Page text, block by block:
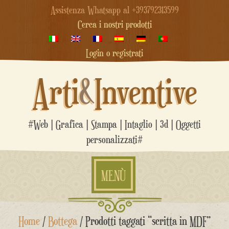
Assistenza Whatsapp al +393792313599
Cerca i nostri prodotti
Login o registrati
Arti&Inventive
#Web | Grafica | Stampa | Intaglio | 3d | Oggetti
personalizzati#
MENÙ
Salta
Home/Bottega/ Prodotti taggati “scritta in MDF”